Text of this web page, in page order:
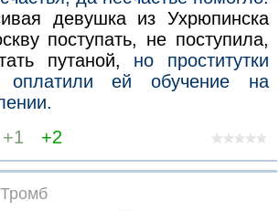
девушка из Ухрюпинска
поступать, не поступила,
путаной, но проститутки
оплатили ей обучение на
+1 +2